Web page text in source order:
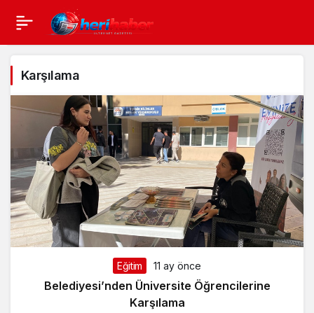
Karşılama
Eğitim 11 ay önce
Belediyesi’nden Üniversite Öğrencilerine
Karşılama